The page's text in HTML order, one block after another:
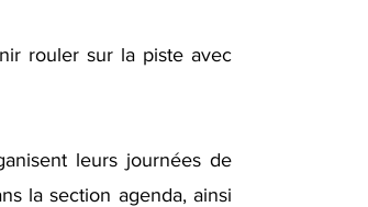
rouler sur la piste avec
leurs journées de
la section agenda, ainsi